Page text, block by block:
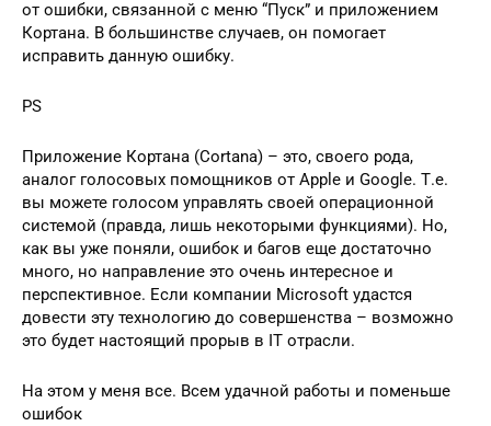
от ошибки, связанной с меню “Пуск” и приложением
Кортана. В большинстве случаев, он помогает
исправить данную ошибку.
PS
Приложение Кортана (Cortana) – это, своего рода,
аналог голосовых помощников от Apple и Google. Т.е.
вы можете голосом управлять своей операционной
системой (правда, лишь некоторыми функциями). Но,
как вы уже поняли, ошибок и багов еще достаточно
много, но направление это очень интересное и
перспективное. Если компании Microsoft удастся
довести эту технологию до совершенства – возможно
это будет настоящий прорыв в IT отрасли.
На этом у меня все. Всем удачной работы и поменьше
ошибок